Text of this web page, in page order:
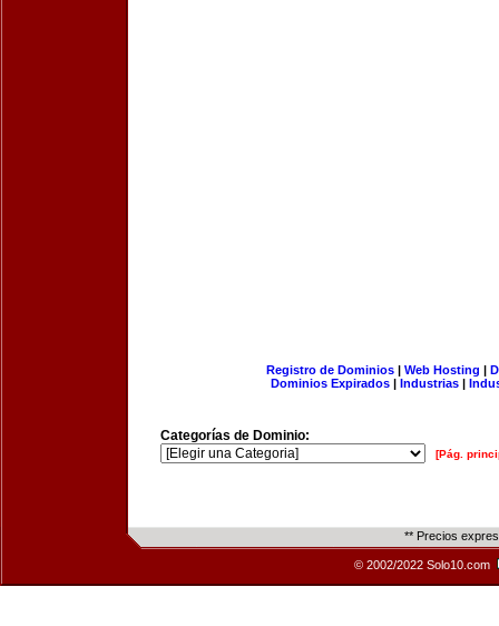
Registro de Dominios| Web Hosting |
Dominios Expirados | Industrias |
Categorías de Dominio:
[Pág.
** Precios
© 2002/2022 Solo10.com